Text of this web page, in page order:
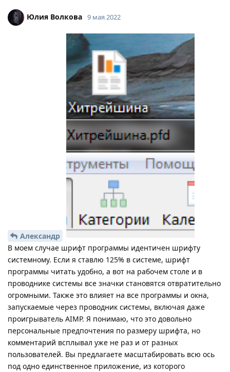
Юлия Волкова 9 мая 2022
Александр
В моем случае шрифт программы идентичен шрифту
системному. Если я ставлю 125% в системе, шрифт
программы читать удобно, а вот на рабочем столе и в
проводнике системы все значки становятся отвратительно
огромными. Также это влияет на все программы и окна,
запускаемые через проводник системы, включая даже
проигрыватель AIMP. Я понимаю, что это довольно
персональные предпочтения по размеру шрифта, но
комментарий всплывал уже не раз и от разных
пользователей. Вы предлагаете масштабировать всю ось
под одно единственное приложение, из которого